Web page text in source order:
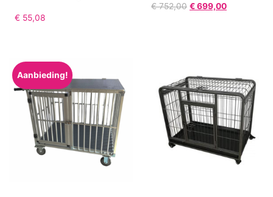
€ 55,08
€752,00 €699,00
Aanbieding!